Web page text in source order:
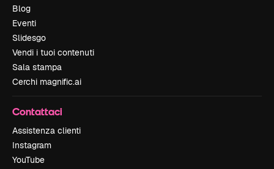
Blog
Eventi
Slidesgo
Vendi i tuoi contenuti
Sala stampa
Cerchi magnific.ai
Contattaci
Assistenza clienti
Instagram
YouTube